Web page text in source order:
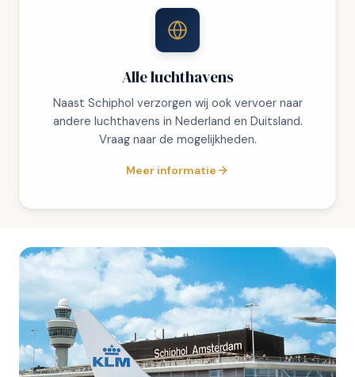
Alle luchthavens
Naast Schiphol verzorgen wij ook vervoer naar
andere luchthavens in Nederland en Duitsland.
Vraag naar de mogelijkheden.
Meer informatie